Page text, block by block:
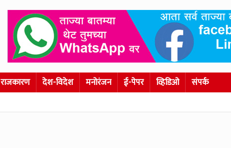
राजकारण देश-विदेश मनोरंजन ई-पेपर व्हिडिओ संपर्क